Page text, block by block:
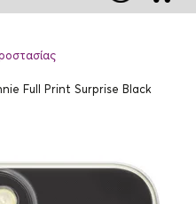
Full Print Surprise Black